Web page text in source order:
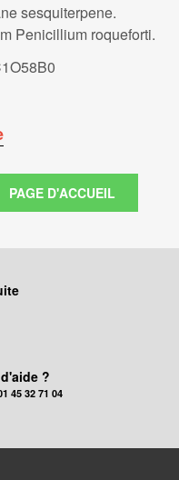
sesquiterpene.
Penicillium roqueforti.
?
45 32 71 04